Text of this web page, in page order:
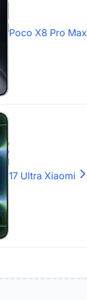
Poco X8 Pro Max
17 Ultra Xiaomi